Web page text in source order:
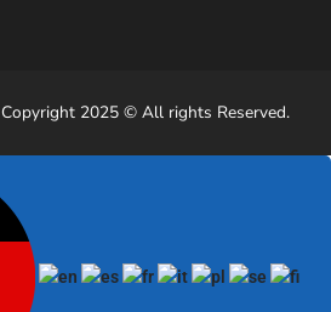
Copyright 2025 © All rights Reserved.